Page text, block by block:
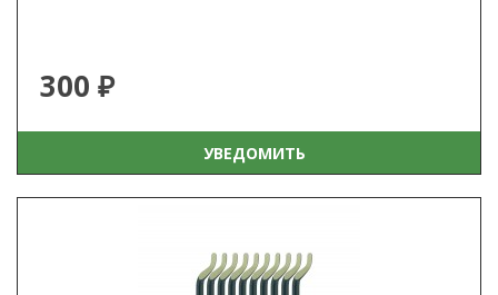
300 ₽
УВЕДОМИТЬ